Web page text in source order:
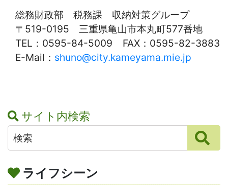
総務財政部 税務課 収納対策グループ
〒519-0195 三重県亀山市本丸町577番地
TEL：0595-84-5009 FAX：0595-82-3883
E-Mail： shuno@city.kameyama.mie.jp
サイト内検索
ライフシーン